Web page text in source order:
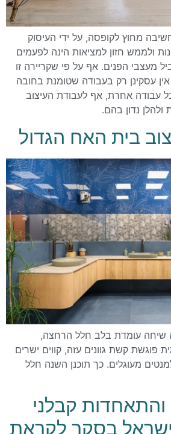
מחוץ לקופסה, על ידי העיסוק
ולממש חזון למציאות הינה לפעמים
מעצבי הפנים. אף על פי שקריירה זו
אין עסקינן רק בעבודה שטומנת בחובה
כל עבודה אחרת, אף לעבודת העיצוב
ולהלן נדון בהם.
בית האח הגדול
שיחה עומדת בלב חלל הרחצה,
פוגשת קשת גוונים עזה, קווים ישרים
מעוגלים. כך תוכנן השנה חלל
קבלני
בסקר לקראת